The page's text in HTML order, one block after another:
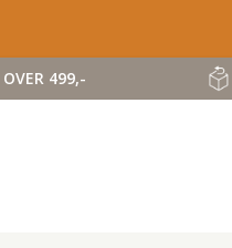
OVER 499,-